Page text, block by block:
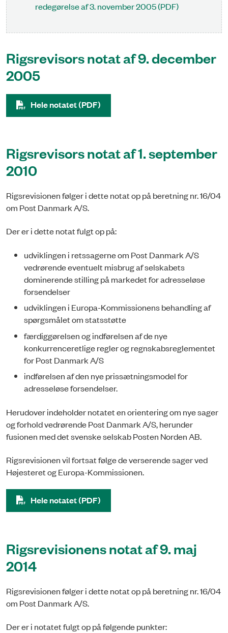
redegørelse af 3. november 2005 (PDF)
Rigsrevisors notat af 9. december
2005
Hele notatet (PDF)
Rigsrevisors notat af 1. september
2010
Rigsrevisionen følger i dette notat op på beretning nr. 16/04
om Post Danmark A/S.
Der er i dette notat fulgt op på:
udviklingen i retssagerne om Post Danmark A/S
vedrørende eventuelt misbrug af selskabets
dominerende stilling på markedet for adresseløse
forsendelser
udviklingen i Europa-Kommissionens behandling af
spørgsmålet om statsstøtte
færdiggørelsen og indførelsen af de nye
konkurrenceretlige regler og regnskabsreglementet
for Post Danmark A/S
indførelsen af den nye prissætningsmodel for
adresseløse forsendelser.
Herudover indeholder notatet en orientering om nye sager
og forhold vedrørende Post Danmark A/S, herunder
fusionen med det svenske selskab Posten Norden AB.
Rigsrevisionen vil fortsat følge de verserende sager ved
Højesteret og Europa-Kommissionen.
Hele notatet (PDF)
Rigsrevisionens notat af 9. maj
2014
Rigsrevisionen følger i dette notat op på beretning nr. 16/04
om Post Danmark A/S.
Der er i notatet fulgt op på følgende punkter: